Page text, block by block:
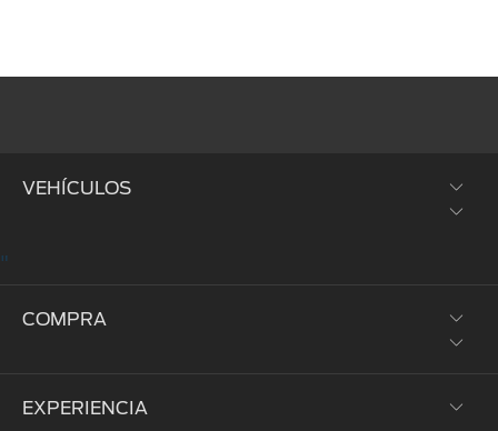
VEHÍCULOS
"
COMPRA
Prueba de Manejo
EXPERIENCIA